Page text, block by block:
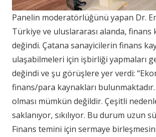
Panelin moderatörlüğünü yapan Dr.
Türkiye ve uluslararası alanda, finans
değindi. Çatana sanayicilerin finans
ulaşabilmeleri için işbirliği yapmaları
değindi ve şu görüşlere yer verdi:
finans/para kaynakları
olması mümkün değildir. Çeşitli
saklanıyor, sıkılıyor. Bu durum uzun
Finans temini için sermaye